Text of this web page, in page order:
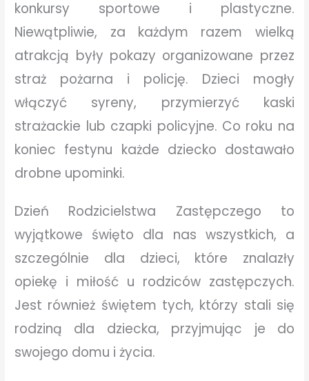
konkursy sportowe i plastyczne.
Niewątpliwie, za każdym razem wielką
atrakcją były pokazy organizowane przez
straż pożarna i policję. Dzieci mogły
włączyć syreny, przymierzyć kaski
strażackie lub czapki policyjne. Co roku na
koniec festynu każde dziecko dostawało
drobne upominki.
Dzień Rodzicielstwa Zastępczego to
wyjątkowe święto dla nas wszystkich, a
szczególnie dla dzieci, które znalazły
opiekę i miłość u rodziców zastępczych.
Jest również świętem tych, którzy stali się
rodziną dla dziecka, przyjmując je do
swojego domu i życia.